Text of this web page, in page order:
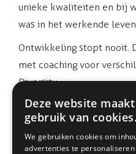
unieke kwaliteiten en bij
was in het werkende
Ontwikkeling stopt nooit.
met coaching voor
Diversity.
Deze website maakt
gebruik van cookies.
We gebruiken cookies om
advertenties te